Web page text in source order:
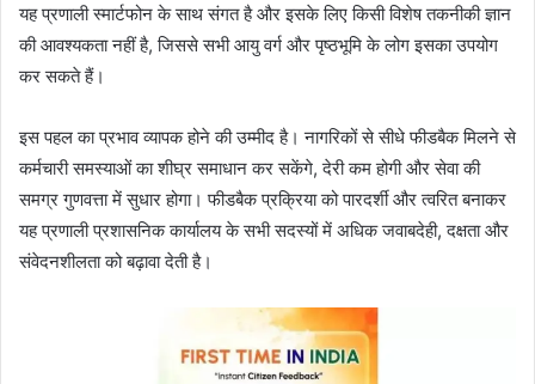
यह प्रणाली स्मार्टफोन के साथ संगत है और इसके लिए किसी विशेष तकनीकी ज्ञान
की आवश्यकता नहीं है, जिससे सभी आयु वर्ग और पृष्ठभूमि के लोग इसका उपयोग
कर सकते हैं।
इस पहल का प्रभाव व्यापक होने की उम्मीद है। नागरिकों से सीधे फीडबैक मिलने से
कर्मचारी समस्याओं का शीघ्र समाधान कर सकेंगे, देरी कम होगी और सेवा की
समग्र गुणवत्ता में सुधार होगा। फीडबैक प्रक्रिया को पारदर्शी और त्वरित बनाकर
यह प्रणाली प्रशासनिक कार्यालय के सभी सदस्यों में अधिक जवाबदेही, दक्षता और
संवेदनशीलता को बढ़ावा देती है।